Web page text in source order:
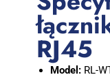
RJ45
Model:RL-